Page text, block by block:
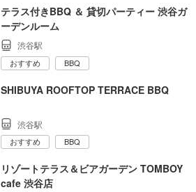
テラス付きBBQ ＆ 貸切パーティー 渋谷ガ
ーデンルーム
渋谷駅
おすすめ BBQ
SHIBUYA ROOFTOP TERRACE BBQ
渋谷駅
おすすめ BBQ
リゾートテラス＆ビアガーデン TOMBOY
cafe 渋谷店